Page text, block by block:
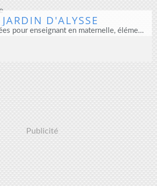
JARDIN D'ALYSSE
Ressources partagées pour enseignant en maternelle, élémentaire et direction d'école
Publicité